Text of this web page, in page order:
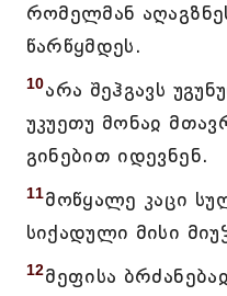
რომელმან
წარწყმდეს.
10არა შეჰგავს
უკუეთუ მონაჲ
გინებით იდევნენ.
11მოწყალე კაცი
სიქადული მისი
12მეფისა